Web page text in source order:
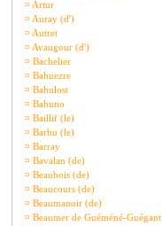
¤ Artur
¤ Auray (d')
¤ Autret
¤ Avaugour (d')
¤ Bachelier
¤ Bahuezre
¤ Bahulost
¤ Bahuno
¤ Baillif (le)
¤ Barbu (le)
¤ Barray
¤ Bavalan (de)
¤ Beaubois (de)
¤ Beaucours (de)
¤ Beaumanoir (de)
¤ Beaumer de Guéméné-Guégant